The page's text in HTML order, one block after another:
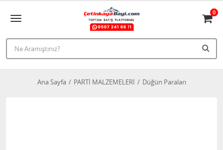
0
Ana Sayfa PARTİ MALZEMELERİ Düğün Paraları